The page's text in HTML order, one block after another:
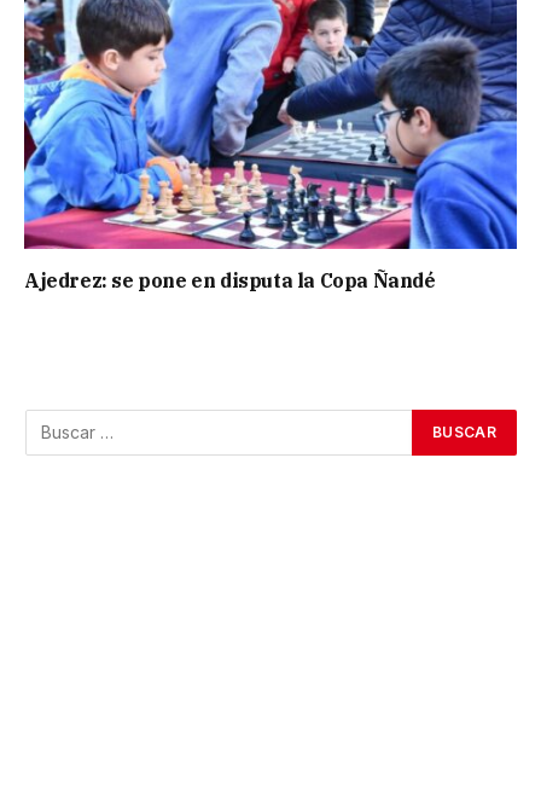
Ajedrez: se pone en disputa la Copa Ñandé